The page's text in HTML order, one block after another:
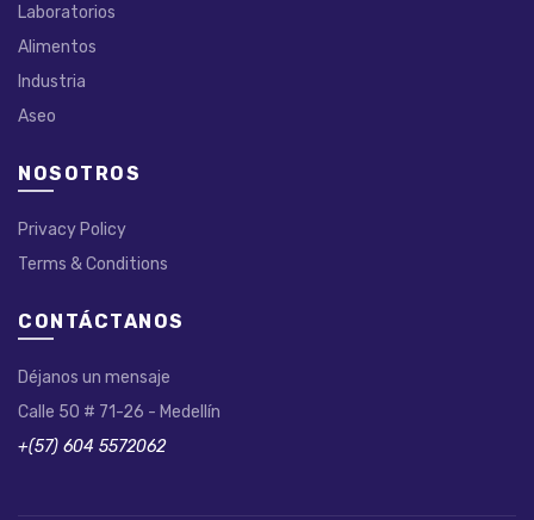
Laboratorios
Alimentos
Industria
Aseo
NOSOTROS
Privacy Policy
Terms & Conditions
CONTÁCTANOS
Déjanos un mensaje
Calle 50 # 71-26 - Medellín
+(57) 604 5572062